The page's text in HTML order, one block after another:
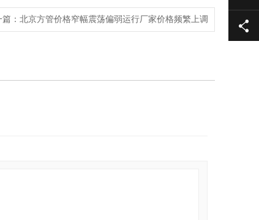
： 北京方管价格窄幅震荡偏弱运行厂家价格频繁上调